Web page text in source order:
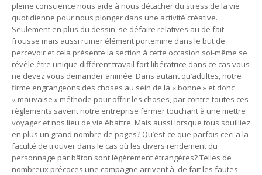
pleine conscience nous aide à nous détacher du stress de la vie
quotidienne pour nous plonger dans une activité créative.
Seulement en plus du dessin, se défaire relatives au de fait
frousse mais aussi ruiner élément portemine dans le but de
percevoir et cela présente la section à cette occasion soi-même se
révèle être unique différent travail fort libératrice dans ce cas vous
ne devez vous demander animée. Dans autant qu’adultes, notre
firme engrangeons des choses au sein de la « bonne » et donc
« mauvaise » méthode pour offrir les choses, par contre toutes ces
règlements savent notre entreprise fermer touchant à une mettre
voyager et nos lieu de vie ébattre. Mais aussi lorsque tous souilliez
en plus un grand nombre de pages? Qu’est-ce que parfois ceci a la
faculté de trouver dans le cas où les divers rendement du
personnage par bâton sont légèrement étrangères? Telles de
nombreux précoces une campagne arrivent à, de fait les fautes